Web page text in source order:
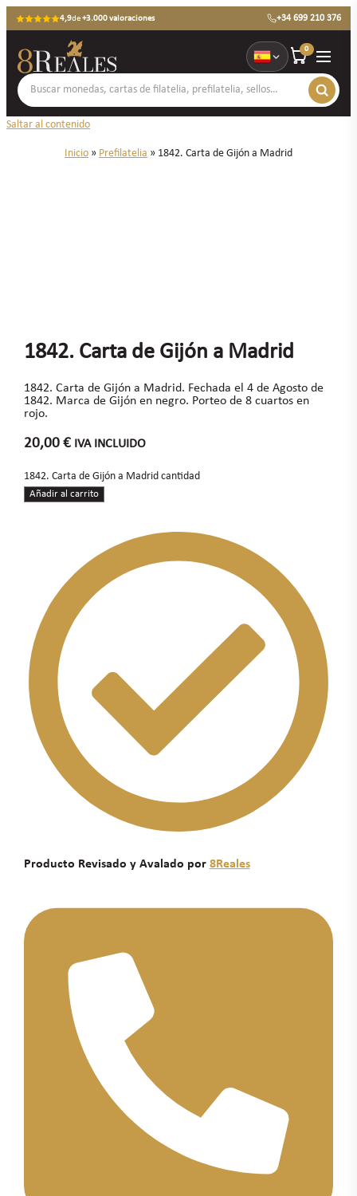
4,9de+3.000 valoraciones +34 699 210 376
0
Saltar al contenido
Inicio » Prefilatelia » 1842. Carta de Gijón a Madrid
1842. Carta de Gijón a Madrid
1842. Carta de Gijón a Madrid. Fechada el 4 de Agosto de
1842. Marca de Gijón en negro. Porteo de 8 cuartos en
rojo.
20,00 € IVA INCLUIDO
1842. Carta de Gijón a Madrid cantidad
Añadir al carrito
Producto Revisado y Avalado por 8Reales